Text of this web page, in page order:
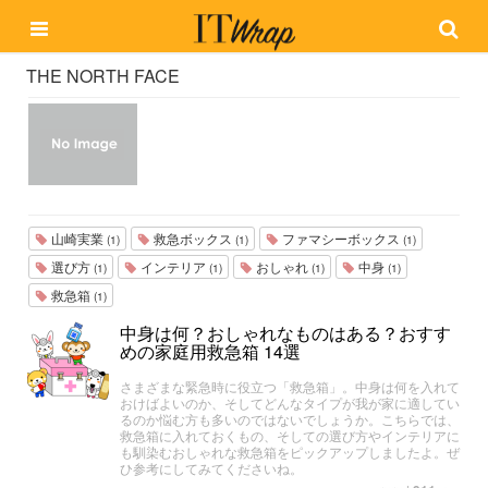
THE NORTH FACE
山崎実業 (1) 救急ボックス (1) ファマシーボックス (1)
選び方 (1) インテリア (1) おしゃれ (1) 中身 (1)
救急箱 (1)
中身は何？おしゃれなものはある？おすす
めの家庭用救急箱 14選
さまざまな緊急時に役立つ「救急箱」。中身は何を入れて
おけばよいのか、そしてどんなタイプが我が家に適してい
るのか悩む方も多いのではないでしょうか。こちらでは、
救急箱に入れておくもの、そしての選び方やインテリアに
も馴染むおしゃれな救急箱をピックアップしましたよ。ぜ
ひ参考にしてみてくださいね。